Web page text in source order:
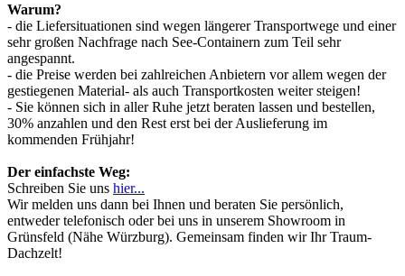
Warum?
- die Liefersituationen sind wegen längerer Transportwege und einer
sehr großen Nachfrage nach See-Containern zum Teil sehr
angespannt.
- die Preise werden bei zahlreichen Anbietern vor allem wegen der
gestiegenen Material- als auch Transportkosten weiter steigen!
- Sie können sich in aller Ruhe jetzt beraten lassen und bestellen,
30% anzahlen und den Rest erst bei der Auslieferung im
kommenden Frühjahr!
Der einfachste Weg:
Schreiben Sie uns hier...
Wir melden uns dann bei Ihnen und beraten Sie persönlich,
entweder telefonisch oder bei uns in unserem Showroom in
Grünsfeld (Nähe Würzburg). Gemeinsam finden wir Ihr Traum-
Dachzelt!